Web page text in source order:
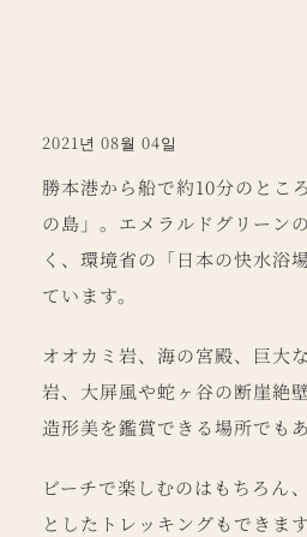
2021년 08월 04일
勝本港から船で約10分のとこ
の島」。エメラルドグリーン
く、環境省の「日本の快水浴
ています。
オオカミ岩、海の宮殿、巨大
岩、大屏風や蛇ヶ谷の断崖絶
造形美を鑑賞できる場所でもあ
ビーチで楽しむのはもちろん
としたトレッキングもできま